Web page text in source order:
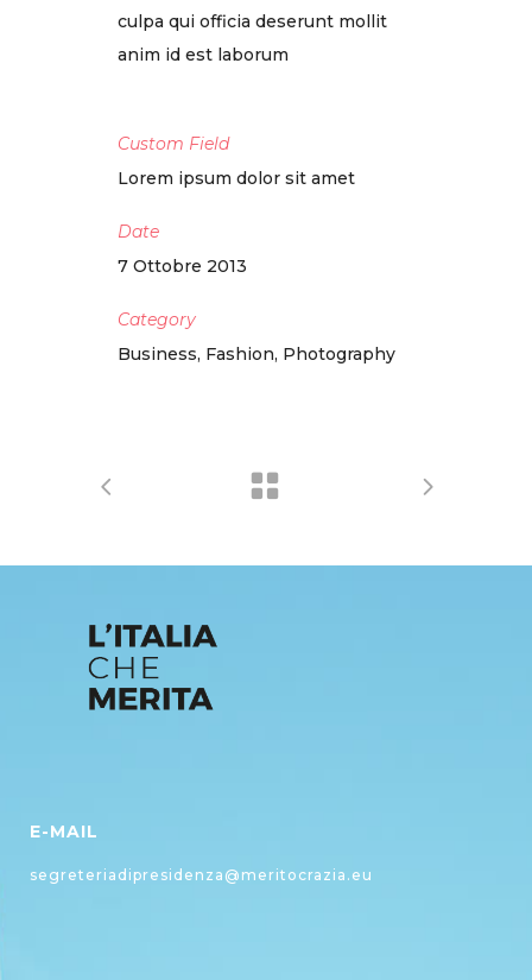
culpa qui officia deserunt mollit
anim id est laborum
Custom Field
Lorem ipsum dolor sit amet
Date
7 Ottobre 2013
Category
Business, Fashion, Photography
E-MAIL
segreteriadipresidenza@meritocrazia.eu